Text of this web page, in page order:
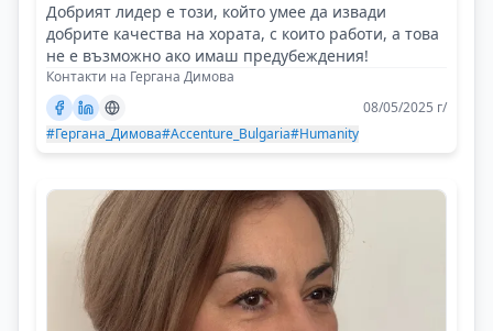
Добрият лидер е този, който умее да извади
добрите качества на хората, с които работи, а това
не е възможно ако имаш предубеждения!
Контакти на Гергана Димова
08/05/2025 г/
#Гергана_Димова#Accenture_Bulgaria#Humanity